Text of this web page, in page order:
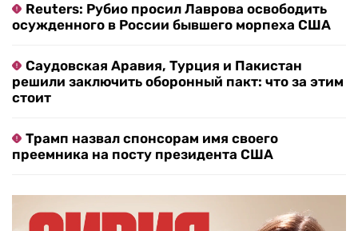
Reuters: Рубио просил Лаврова освободить
осужденного в России бывшего морпеха США
Саудовская Аравия, Турция и Пакистан
решили заключить оборонный пакт: что за этим
стоит
Трамп назвал спонсорам имя своего
преемника на посту президента США